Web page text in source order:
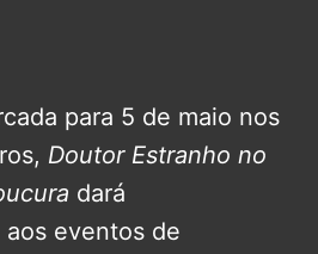
para 5 de maio nos
Doutor Estranho no
dará
eventos de